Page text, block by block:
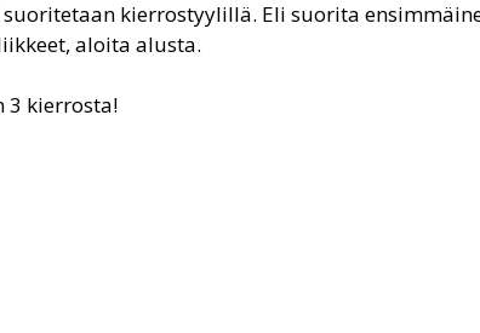
kierrostyylillä. Eli suorita
aloita alusta.
3 kierrosta!